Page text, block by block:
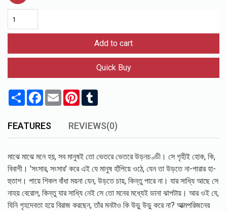
Add to cart
Quick Buy
Share Facebook
Email Pinterest
FEATURES REVIEWS(0)
মাঝে মাঝে মনে হয়, সব মানুষই তো ভেতরে ভেতরে উড়নচণ্ডী। সে গৃহীই হোক, কি,
বিবাগী। 'সংসার, সংসার' করে এই যে মানুষ হাঁপিয়ে ওঠে, যেন তা উড়তে না-পারার হা-
হুতাশ। পায়ে শিকল বাঁধা ময়না যেন, উড়তে চায়, কিন্তু পারে না। যার সাধ্যি আছে সে
নাহয় বেরোল, কিন্তু যার সাধ্যি নেই সে তো মনের মধ্যেই ডানা ঝাপটায়। আর ওই যে,
যিনি গৃহদেবতা হয়ে বিরাজ করছেন, তাঁর মনটাও কি উড়ু উড়ু করে না? আত্মপরিজনের